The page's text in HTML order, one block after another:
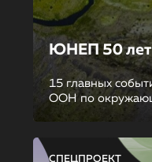
ЮНЕП 50 лет
15 главных
ООН по
СПЕЦПРОЕКТ